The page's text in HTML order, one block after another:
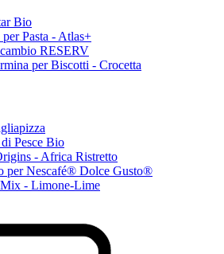
Bio
Pasta - Atlas+
RESERV
per Biscotti - Crocetta
Pesce Bio
- Africa Ristretto
per Nescafé® Dolce Gusto®
- Limone-Lime